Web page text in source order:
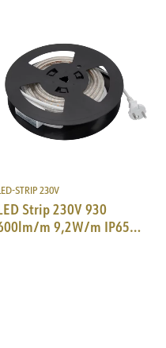
STRIP 230V
Strip 230V 930
m 9,2W/m IP65